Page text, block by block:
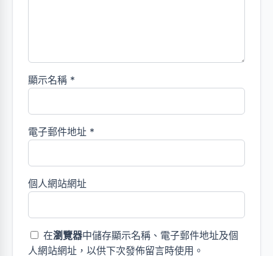
顯示名稱 *
電子郵件地址 *
個人網站網址
在瀏覽器中儲存顯示名稱、電子郵件地址及個
人網站網址，以供下次發佈留言時使用。